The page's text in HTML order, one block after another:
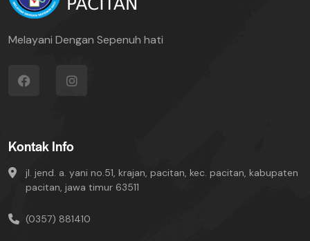
Melayani Dengan Sepenuh hati
Kontak Info
jl. jend. a. yani no.51, krajan, pacitan, kec. pacitan, kabupaten
pacitan, jawa timur 63511
(0357) 881410